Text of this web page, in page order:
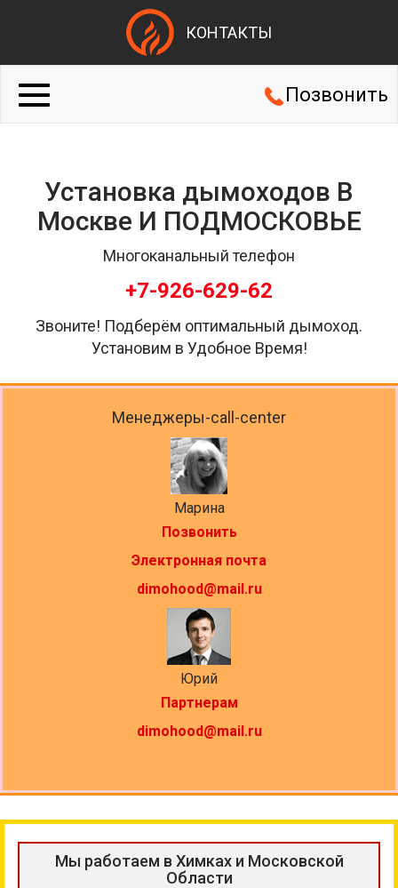
КОНТАКТЫ
Позвонить
Установка дымоходов В
Москве И ПОДМОСКОВЬЕ
Многоканальный телефон
+7-926-629-62
Звоните! Подберём оптимальный дымоход.
Установим в Удобное Время!
Менеджеры-call-center
Марина
Позвонить
Электронная почта
dimohood@mail.ru
Юрий
Партнерам
dimohood@mail.ru
Мы работаем в Химках и Московской
Области